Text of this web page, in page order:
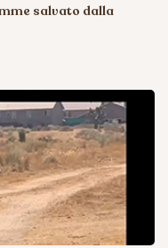
salvato dalla